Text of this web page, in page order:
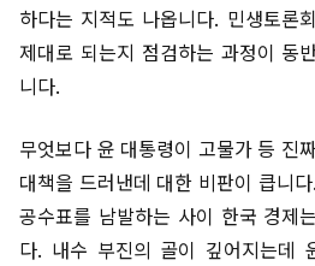
하다는 지적도 나옵니다. 민생토론
제대로 되는지 점검하는 과정이 동
니다.
무엇보다 윤 대통령이 고물가 등 진
대책을 드러낸데 대한 비판이 큽니
공수표를 남발하는 사이 한국 경제
다. 내수 부진의 골이 깊어지는데